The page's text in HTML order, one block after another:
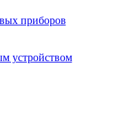
приборов
устройством